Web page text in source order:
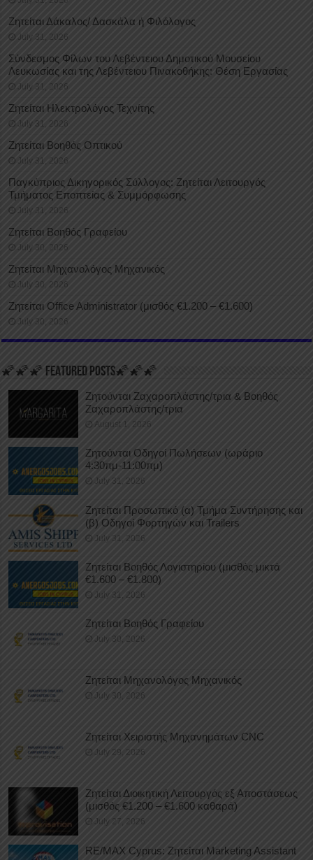
Ζητείται Δάκαλος/ Δασκάλα ή Φιλόλογος
July 31, 2026
Σύνδεσμος Φίλων του Λεβέντειου Δημοτικού Μουσείου
Λευκωσίας και της Λεβέντειου Πινακοθήκης: Θέση Εργασίας
July 31, 2026
Ζητείται Ηλεκτρολόγος Τεχνίτης
July 31, 2026
Ζητείται Βοηθός Οπτικού
July 31, 2026
Παγκύπριος Δικηγορικός Σύλλογος: Ζητείται Λειτουργός
Τμήματος Εποπτείας & Συμμόρφωσης
July 31, 2026
Ζητείται Βοηθός Γραφείου
July 30, 2026
Ζητείται Μηχανολόγος Μηχανικός
July 30, 2026
Ζητείται Office Administrator (μισθός €1.200 – €1.600)
July 30, 2026
🌠🌠🌠 FEATURED POSTS🌠🌠🌠
Ζητούνται Ζαχαροπλάστης/τρια & Βοηθός
Ζαχαροπλάστης/τρια
August 1, 2026
Ζητούνται Οδηγοί Πωλήσεων (ωράριο
4:30πμ-11:00πμ)
July 31, 2026
Ζητείται Προσωπικό (α) Τμήμα Συντήρησης και
(β) Οδηγοί Φορτηγών και Trailers
July 31, 2026
Ζητείται Βοηθός Λογιστηρίου (μισθός μικτά
€1.600 – €1.800)
July 31, 2026
Ζητείται Βοηθός Γραφείου
July 30, 2026
Ζητείται Μηχανολόγος Μηχανικός
July 30, 2026
Ζητείται Χειριστής Μηχανημάτων CNC
July 29, 2026
Ζητείται Διοικητική Λειτουργός εξ Αποστάσεως
(μισθός €1.200 – €1.600 καθαρά)
July 27, 2026
RE/MAX Cyprus: Ζητείται Marketing Assistant